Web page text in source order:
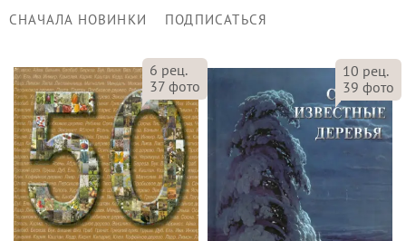
СНАЧАЛА НОВИНКИ ПОДПИСАТЬСЯ
6 рец.
37 фото
10 рец.
39 фото